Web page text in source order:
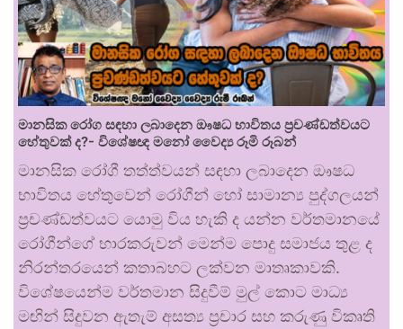
මානසික රෝග සඳහා ලබාදෙන ඖෂධ භාවිතය ප්‍රචණ්ඩත්වයට
හේතුවක් ද?- විශේෂඥ මනෝ වෛද්‍ය රූමි රූබන්
මානසික රෝගී තත්ත්වයන් සඳහා ලබාදෙන ඖෂධ
භාවිතය හේතුවෙන් රෝගීන් හෝ සාමාන්‍ය පුද්ගලයන්
ප්‍රචණ්ඩත්වයට යොමු විය හැකි ද යන්න වර්තමානයේ
රෝගීන්ගේ භාරකරුවන් මෙන්ම පොදු සමාජය තුළ ද
නිරන්තරයෙන් කතාබහට ලක්වන මාතෘකාවකි.
විශේෂයෙන්ම වර්තමාන සිදුවීම් මුල් කොට මාධ්‍ය
මඟින් සිදුවන ඇතැම් අසත්‍ය ප්‍රචාර සහ කරුණු විකෘති